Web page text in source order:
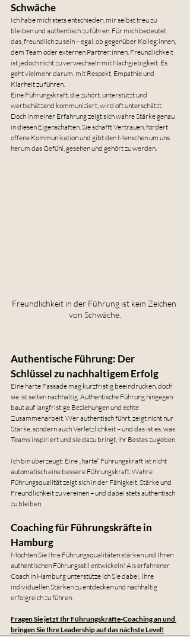
Schwäche
Ich habe mich stets entschieden, mir selbst treu zu
bleiben und authentisch zu führen. Für mich bedeutet
das, freundlich zu sein – egal, ob gegenüber Kolleg:innen,
dem Team oder externen Partner:innen. Freundlichkeit
ist jedoch nicht zu verwechseln mit Nachgiebigkeit. Es
geht vielmehr darum, mit Respekt, Empathie und
Klarheit zu führen.
Eine Führungskraft, die zuhört, unterstützt und
wertschätzend kommuniziert, wird oft unterschätzt.
Doch in meiner Erfahrung zeigt sich wahre Stärke genau
in diesen Eigenschaften. Sie schafft Vertrauen, fördert
offene Kommunikation und gibt den Menschen um uns
herum das Gefühl, gesehen und gehört zu werden.
Freundlichkeit in der Führung ist kein Zeichen
von Schwäche.
Authentische Führung: Der
Schlüssel zu nachhaltigem Erfolg
Eine harte Fassade mag kurzfristig beeindrucken, doch
sie ist selten nachhaltig. Authentische Führung hingegen
baut auf langfristige Beziehungen und echte
Zusammenarbeit. Wer authentisch führt, zeigt nicht nur
Stärke, sondern auch Verletzlichkeit – und das ist es, was
Teams inspiriert und sie dazu bringt, ihr Bestes zu geben.
Ich bin überzeugt: Eine „harte“ Führungskraft ist nicht
automatisch eine bessere Führungskraft. Wahre
Führungsqualität zeigt sich in der Fähigkeit, Stärke und
Freundlichkeit zu vereinen – und dabei stets authentisch
zu bleiben.
Coaching für Führungskräfte in
Hamburg
Möchten Sie Ihre Führungsqualitäten stärken und Ihren
authentischen Führungsstil entwickeln? Als erfahrener
Coach in Hamburg unterstütze ich Sie dabei, Ihre
individuellen Stärken zu entdecken und nachhaltig
erfolgreich zu führen.
Fragen Sie jetzt Ihr Führungskräfte-Coaching an und
bringen Sie Ihre Leadership auf das nächste Level!